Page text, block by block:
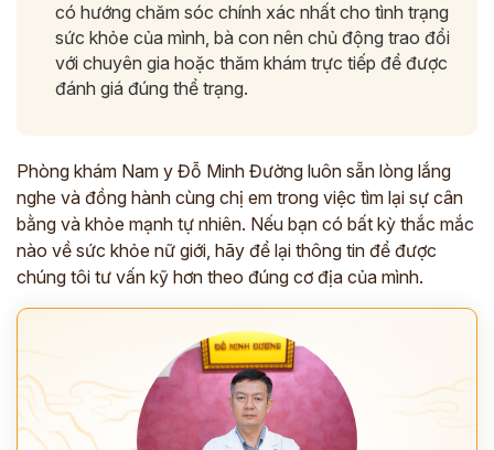
có hướng chăm sóc chính xác nhất cho tình trạng
sức khỏe của mình, bà con nên chủ động trao đổi
với chuyên gia hoặc thăm khám trực tiếp để được
đánh giá đúng thể trạng.
Phòng khám Nam y Đỗ Minh Đường luôn sẵn lòng lắng
nghe và đồng hành cùng chị em trong việc tìm lại sự cân
bằng và khỏe mạnh tự nhiên. Nếu bạn có bất kỳ thắc mắc
nào về sức khỏe nữ giới, hãy để lại thông tin để được
chúng tôi tư vấn kỹ hơn theo đúng cơ địa của mình.
ĐĂNG KÝ TƯ VẤN
CÙNG CHUYÊN GIA Y HỌC CỔ TRUYỀN
*
*
*
ĐĂNG KÝ TƯ VẤN »
ĐĂNG KÝ ĐẾN KHÁM TRỰC TIẾP